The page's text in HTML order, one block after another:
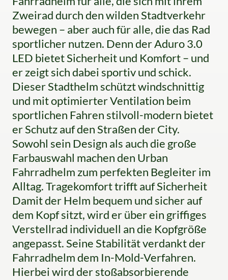
Zweirad durch den wilden Stadtverkehr
bewegen – aber auch für alle, die das Rad
sportlicher nutzen. Denn der Aduro 3.0
LED bietet Sicherheit und Komfort – und
er zeigt sich dabei sportiv und schick.
Dieser Stadthelm schützt windschnittig
und mit optimierter Ventilation beim
sportlichen Fahren stilvoll-modern bietet
er Schutz auf den Straßen der City.
Sowohl sein Design als auch die große
Farbauswahl machen den Urban
Fahrradhelm zum perfekten Begleiter im
Alltag. Tragekomfort trifft auf Sicherheit
Damit der Helm bequem und sicher auf
dem Kopf sitzt, wird er über ein griffiges
Verstellrad individuell an die Kopfgröße
angepasst. Seine Stabilität verdankt der
Fahrradhelm dem In-Mold-Verfahren.
Hierbei wird der stoßabsorbierende